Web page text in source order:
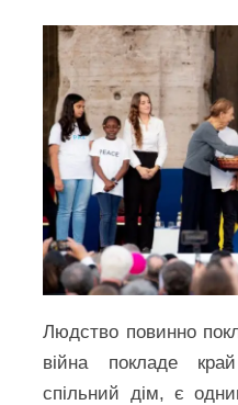
Людство повинно
війна покладе
спільний дім, є